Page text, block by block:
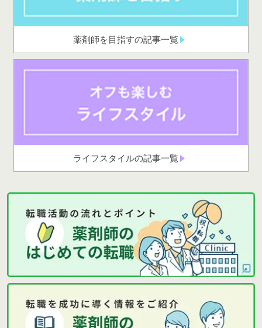
薬剤師を目指すの記事一覧
ライフスタイルの記事一覧